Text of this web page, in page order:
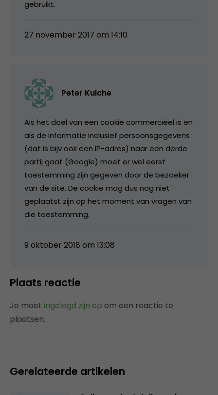
gebruikt.
27 november 2017 om 14:10
Peter Kulche
Als het doel van een cookie commercieel is en
als de informatie inclusief persoonsgegevens
(dat is bijv ook een IP-adres) naar een derde
partij gaat (Google) moet er wel eerst
toestemming zijn gegeven door de bezoeker
van de site. De cookie mag dus nog niet
geplaatst zijn op het moment van vragen van
die toestemming.
9 oktober 2018 om 13:08
Plaats reactie
Je moet ingelogd zijn op om een reactie te
plaatsen.
Gerelateerde artikelen